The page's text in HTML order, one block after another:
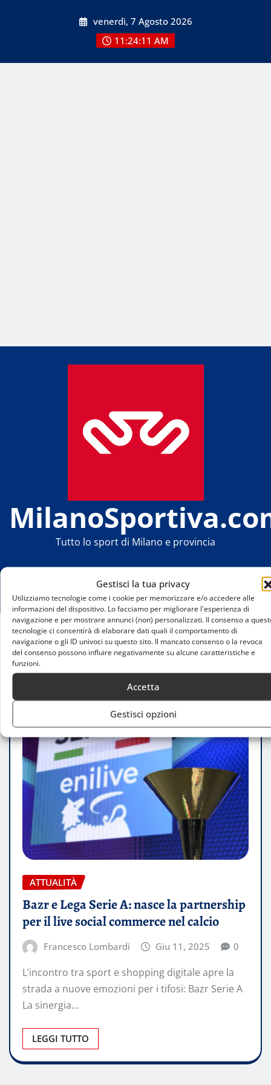
Gestisci la tua privacy
Utilizziamo tecnologie come i cookie per memorizzare e/o accedere alle
informazioni del dispositivo. Lo facciamo per migliorare l'esperienza di
navigazione e per mostrare annunci (non) personalizzati. Il consenso a
tecnologie ci consentirà di elaborare dati quali il comportamento di
navigazione o gli ID univoci su questo sito. Il mancato consenso o la revoca
del consenso possono influire negativamente su alcune caratteristiche e
funzioni.
Accetta
Gestisci opzioni
venerdì, 7 Agosto 2026
11:24:12 AM
Tutto lo sport di Milano e provincia
Home
Bazr e Lega Serie A: nasce la partnership per il live
social commerce nel calcio
ATTUALITÀ
Bazr e Lega Serie A: nasce la partnership
per il live social commerce nel calcio
Francesco Lombardi Giu 11, 2025 0
L’incontro tra sport e shopping digitale apre la
strada a nuove emozioni per i tifosi: Bazr Serie A
La sinergia…
LEGGI TUTTO